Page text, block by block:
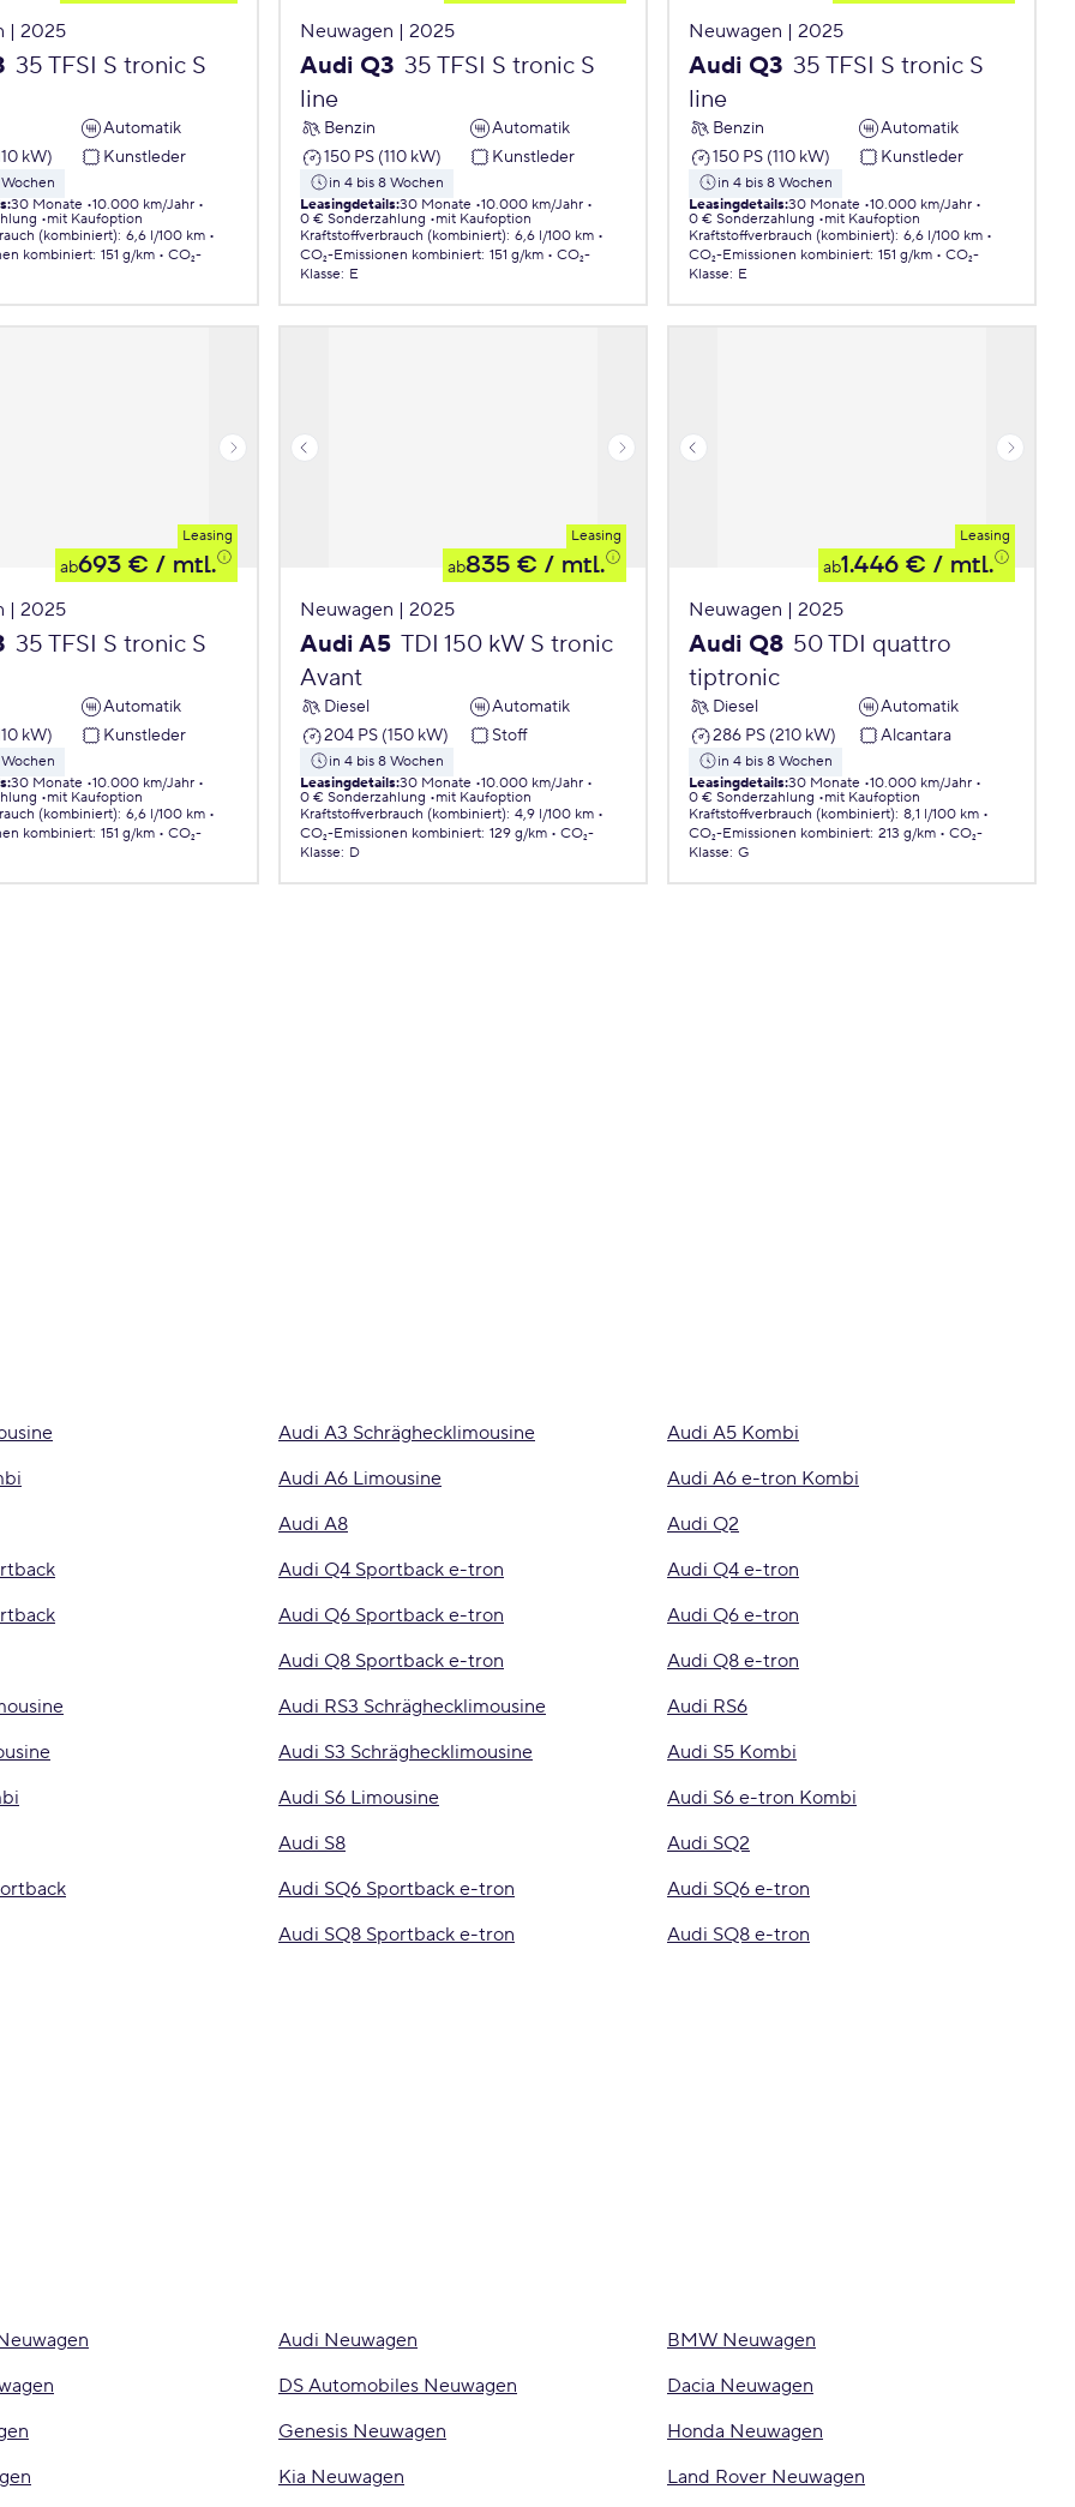
| 2025
35 TFSI S tronic S
Automatik
kW)
Kunstleder
:30 Monate 10.000 km/Jahr
mit Kaufoption
(kombiniert): 6,6 l/100 km
kombiniert: 151 g/km
CO₂-
Neuwagen | 2025
Audi Q3 35 TFSI S tronic S
line
Benzin
Automatik
150 PS (110 kW)
Kunstleder
in 4 bis 8 Wochen
Leasingdetails:30 Monate 10.000 km/Jahr
0 € Sonderzahlung
mit Kaufoption
Kraftstoffverbrauch (kombiniert): 6,6 l/100 km
CO₂-Emissionen kombiniert: 151 g/km
CO₂-
Klasse: E
Neuwagen | 2025
Audi Q3 35 TFSI S tronic S
line
Benzin
Automatik
150 PS (110 kW)
Kunstleder
in 4 bis 8 Wochen
Leasingdetails:30 Monate 10.000 km/Jahr
0 € Sonderzahlung
mit Kaufoption
Kraftstoffverbrauch (kombiniert): 6,6 l/100 km
CO₂-Emissionen kombiniert: 151 g/km
CO₂-
Klasse: E
Leasing
ab693 € / mtl.
| 2025
35 TFSI S tronic S
Automatik
kW)
Kunstleder
:30 Monate 10.000 km/Jahr
mit Kaufoption
(kombiniert): 6,6 l/100 km
kombiniert: 151 g/km
CO₂-
Leasing
ab835 € / mtl.
Neuwagen | 2025
Audi A5 TDI 150 kW S tronic
Avant
Diesel
Automatik
204 PS (150 kW)
Stoff
in 4 bis 8 Wochen
Leasingdetails:30 Monate 10.000 km/Jahr
0 € Sonderzahlung
mit Kaufoption
Kraftstoffverbrauch (kombiniert): 4,9 l/100 km
CO₂-Emissionen kombiniert: 129 g/km
CO₂-
Klasse: D
Leasing
ab1.446 € / mtl.
Neuwagen | 2025
Audi Q8 50 TDI quattro
tiptronic
Diesel
Automatik
286 PS (210 kW)
Alcantara
in 4 bis 8 Wochen
Leasingdetails:30 Monate 10.000 km/Jahr
0 € Sonderzahlung
mit Kaufoption
Kraftstoffverbrauch (kombiniert): 8,1 l/100 km
CO₂-Emissionen kombiniert: 213 g/km
CO₂-
Klasse: G
Audi A3 Schräghecklimousine
Audi A5 Kombi
Audi A6 Limousine
Audi A6 e-tron Kombi
Audi A8
Audi Q2
Audi Q4 Sportback e-tron
Audi Q4 e-tron
Audi Q6 Sportback e-tron
Audi Q6 e-tron
Audi Q8 Sportback e-tron
Audi Q8 e-tron
Audi RS3 Schräghecklimousine
Audi RS6
Audi S3 Schräghecklimousine
Audi S5 Kombi
Audi S6 Limousine
Audi S6 e-tron Kombi
Audi S8
Audi SQ2
Audi SQ6 Sportback e-tron
Audi SQ6 e-tron
Audi SQ8 Sportback e-tron
Audi SQ8 e-tron
Audi Neuwagen
BMW Neuwagen
DS Automobiles Neuwagen
Dacia Neuwagen
Genesis Neuwagen
Honda Neuwagen
Kia Neuwagen Land Rover Neuwagen